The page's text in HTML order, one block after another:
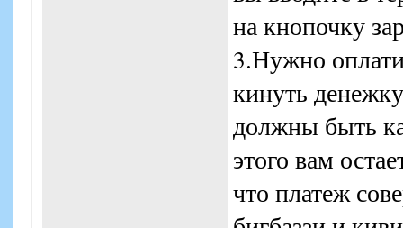
на кнопочку
3.Нужно
кинуть
должны быть
этого вам
что платеж